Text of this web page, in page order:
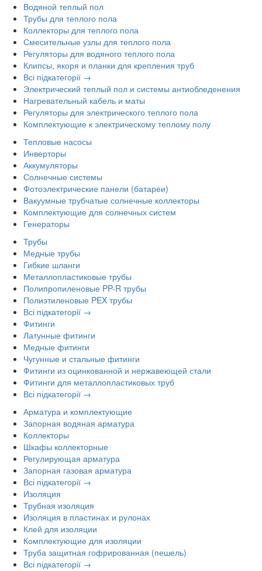
Водяной теплый пол
Трубы для теплого пола
Коллекторы для теплого пола
Смесительные узлы для теплого пола
Регуляторы для водяного теплого пола
Клипсы, якоря и планки для крепления труб
Всі підкатегорії →
Электрический теплый пол и системы антиобледенения
Нагревательный кабель и маты
Регуляторы для электрического теплого пола
Комплектующие к электрическому теплому полу
Тепловые насосы
Инверторы
Аккумуляторы
Солнечные системы
Фотоэлектрические панели (батареи)
Вакуумные трубчатые солнечные коллекторы
Комплектующие для солнечных систем
Генераторы
Трубы
Медные трубы
Гибкие шланги
Металлопластиковые трубы
Полипропиленовые PP-R трубы
Полиэтиленовые PEX трубы
Всі підкатегорії →
Фитинги
Латунные фитинги
Медные фитинги
Чугунные и стальные фитинги
Фитинги из оцинкованной и нержавеющей стали
Фитинги для металлопластиковых труб
Всі підкатегорії →
Арматура и комплектующие
Запорная водяная арматура
Коллекторы
Шкафы коллекторные
Регулирующая арматура
Запорная газовая арматура
Всі підкатегорії →
Изоляция
Трубная изоляция
Изоляция в пластинах и рулонах
Клей для изоляции
Комплектующие для изоляции
Труба защитная гофрированная (пешель)
Всі підкатегорії →